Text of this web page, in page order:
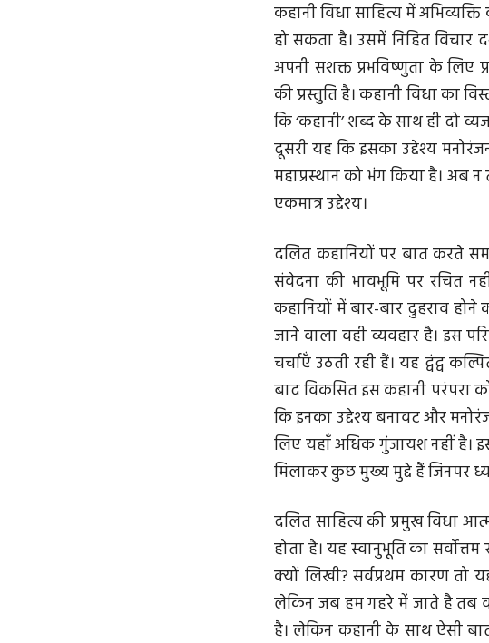
कहानी विधा साहित्य में
हो सकता है। उसमें निहित
अपनी सशक्त प्रभविष्णुता के लिए
की प्रस्तुति है। कहानी विधा का
कि ‘कहानी’ शब्द के साथ ही दो
दू‌सरी यह कि इसका उद्देश्य
महाप्रस्थान को भंग किया है। अब
एकमात्र उद्देश्य।
दलित कहानियों पर बात करते
संवेदना की भावभूमि पर रचित
कहानियों में बार-बार दुहराव
जाने वाला वही व्यवहार है। इस
चर्चाएँ उठती रही हैं। यह द्वंद्व
बाद विकसित इस कहानी परंपरा
कि इनका उद्देश्य बनावट और
लिए यहाँ अधिक गुंजायश नहीं है।
मिलाकर कुछ मुख्य मुद्दे हैं जिनपर
दलित साहित्य की प्रमुख विधा
होता है। यह स्वानुभू‌ति का
क्यों लिखी? सर्वप्रथम कारण तो
लेकिन जब हम गहरे में जाते है तब
है। लेकिन कहानी के साथ ऐसी